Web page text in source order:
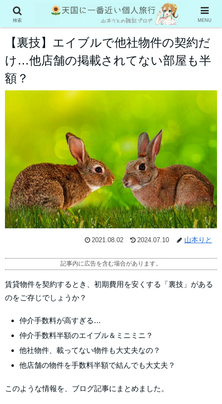
お役立ち情報
【裏技】エイブルで他社物件の契約だ
け…他店舗の掲載されてない部屋も半
額？
2021.08.02 2024.07.10 山本りと
記事内に広告を含む場合があります。
賃貸物件を契約するとき、初期費用を安くする「裏技」がある
のをご存じでしょうか？
仲介手数料が高すぎる…
仲介手数料半額のエイブル＆ミニミニ？
他社物件、載ってない物件も大丈夫なの？
他店舗の物件を手数料半額で結んでも大丈夫？
このような情報を、ブログ記事にまとめました。
検索 MENU